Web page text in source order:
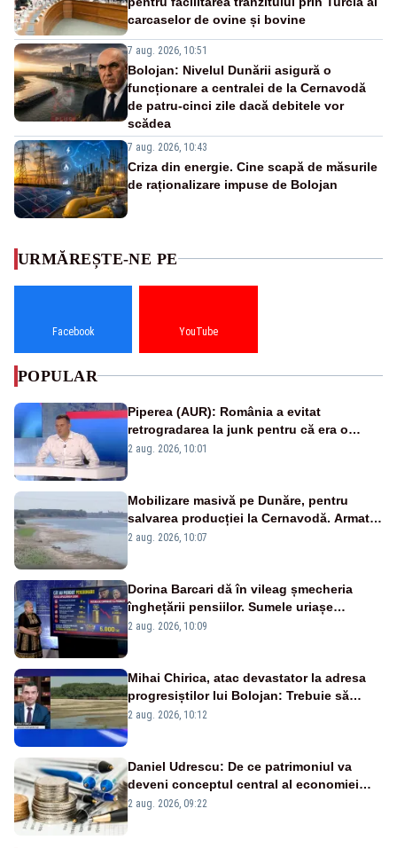
carcaselor de ovine și bovine
7 aug. 2026, 10:51
Bolojan: Nivelul Dunării asigură o
funcționare a centralei de la Cernavodă
de patru-cinci zile dacă debitele vor
scădea
7 aug. 2026, 10:43
Criza din energie. Cine scapă de măsurile
de raționalizare impuse de Bolojan
URMĂREȘTE-NE PE
Facebook YouTube
POPULAR
Piperea (AUR): România a evitat
retrogradarea la junk pentru că era o
catastrofă pentru bănci și fondurile de
2 aug. 2026, 10:01
Mobilizare masivă pe Dunăre, pentru
salvarea producției la Cernavodă. Armata
va detona o stâncă și va devia apa
2 aug. 2026, 10:07
Dorina Barcari dă în vileag șmecheria
înghețării pensiilor. Sumele uriașe
pierdute de fiecare român
2 aug. 2026, 10:09
Mihai Chirica, atac devastator la adresa
progresiștilor lui Bolojan: Trebuie să
protejăm și natura, dar nu șținem omaneii
2 aug. 2026, 10:12
Daniel Udrescu: De ce patrimoniul va
deveni conceptul central al economiei
viitoare?
2 aug. 2026, 09:22